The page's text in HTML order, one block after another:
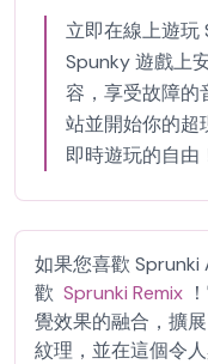
立即在線上遊玩
Spunky 遊戲上
容，享受故障的
站並開始你的超
即時遊玩的自由
如果您喜歡
歡 Sprunki Remix
覺效果的融合，擴
紋理，並在這個令